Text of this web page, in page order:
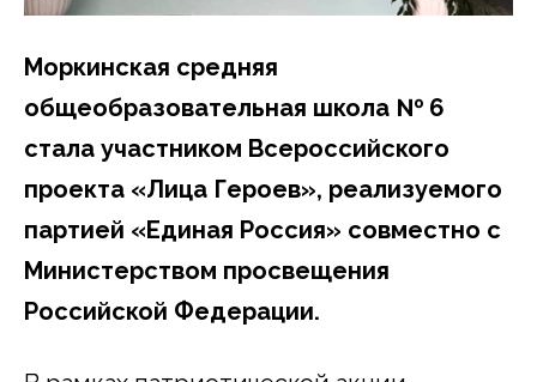
Моркинская средняя
общеобразовательная школа № 6
стала участником Всероссийского
проекта «Лица Героев», реализуемого
партией «Единая Россия» совместно с
Министерством просвещения
Российской Федерации.